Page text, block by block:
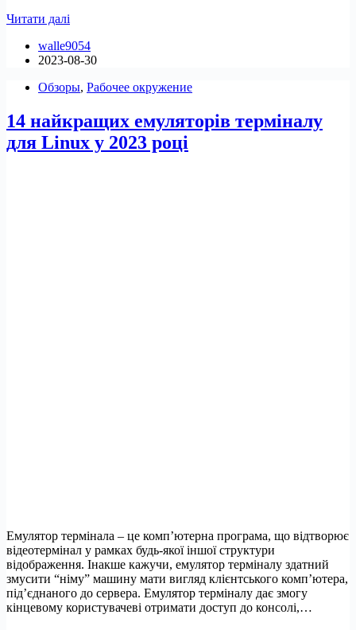
Читати далі
команди
Linux
walle9054
2023-08-30
Обзоры, Рабочее окружение
14 найкращих емуляторів терміналу
для Linux у 2023 році
Емулятор термінала – це комп’ютерна програма, що відтворює
відеотермінал у рамках будь-якої іншої структури
відображення. Інакше кажучи, емулятор терміналу здатний
змусити “німу” машину мати вигляд клієнтського комп’ютера,
під’єднаного до сервера. Емулятор терміналу дає змогу
кінцевому користувачеві отримати доступ до консолі,…